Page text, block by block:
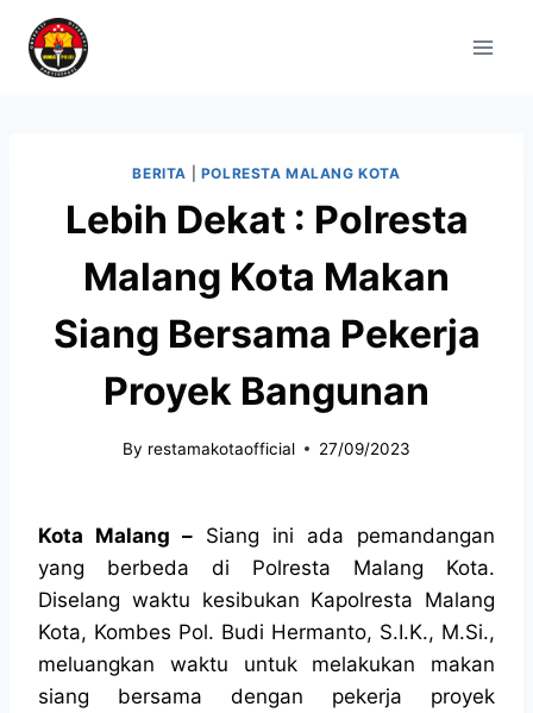
BERITA POLRESTA MALANG KOTA
Lebih Dekat : Polresta
Malang Kota Makan
Siang Bersama Pekerja
Proyek Bangunan
By restamakotaofficial 27/09/2023
Kota Malang – Siang ini ada pemandangan
yang berbeda di Polresta Malang Kota.
Diselang waktu kesibukan Kapolresta Malang
Kota, Kombes Pol. Budi Hermanto, S.I.K., M.Si.,
meluangkan waktu untuk melakukan makan
siang bersama dengan pekerja proyek